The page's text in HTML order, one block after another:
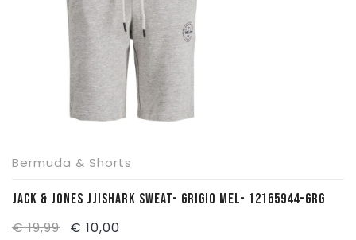
Bermuda & Shorts
JACK & JONES JJISHARK SWEAT- GRIGIO MEL- 12165944-GRG
€19,99
Il
€ 10,00